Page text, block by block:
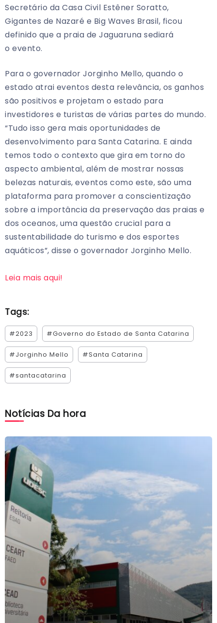
Secretário da Casa Civil Estêner Soratto,
Gigantes de Nazaré e Big Waves Brasil, ficou
definido que a praia de Jaguaruna sediará
o evento.
Para o governador Jorginho Mello, quando o
estado atrai eventos desta relevância, os ganhos
são positivos e projetam o estado para
investidores e turistas de várias partes do mundo.
“Tudo isso gera mais oportunidades de
desenvolvimento para Santa Catarina. E ainda
temos todo o contexto que gira em torno do
aspecto ambiental, além de mostrar nossas
belezas naturais, eventos como este, são uma
plataforma para promover a conscientização
sobre a importância da preservação das praias e
dos oceanos, uma questão crucial para a
sustentabilidade do turismo e dos esportes
aquáticos”, disse o governador Jorginho Mello.
Leia mais aqui!
Tags:
#2023 #Governo do Estado de Santa Catarina
#Jorginho Mello #Santa Catarina
#santacatarina
Notícias Da hora